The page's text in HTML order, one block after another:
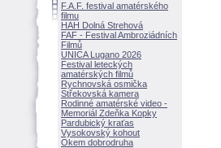
F.A.F. festival amatérského
filmu
HAH Dolná Strehov
FAF - Festival Ambroziádních
Filmů
UNICA Lugano 2026
Festival leteckých
amatérských filmů
Rychnovská osmička
Střekovská kamera
Rodinné amatérské video -
Memoriál Zdeňka Kopky
Pardubický kraťas
Vysokovský kohout
Okem dobrodruha